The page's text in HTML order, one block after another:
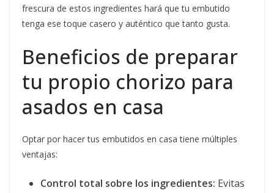
frescura de estos ingredientes hará que tu embutido
tenga ese toque casero y auténtico que tanto gusta.
Beneficios de preparar
tu propio chorizo para
asados en casa
Optar por hacer tus embutidos en casa tiene múltiples
ventajas:
Control total sobre los ingredientes: Evitas